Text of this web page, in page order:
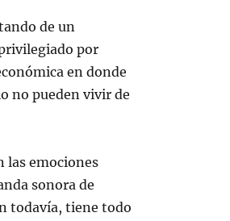
de un
por
en donde
no pueden vivir de
las emociones
sonora de
todavía, tiene todo